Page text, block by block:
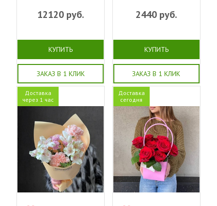
12120руб.
КУПИТЬ
ЗАКАЗ В 1 КЛИК
2440руб.
КУПИТЬ
ЗАКАЗ В 1 КЛИК
Доставка
через 1 час
Доставка
сегодня